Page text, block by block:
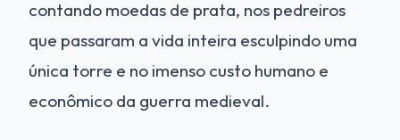
contando moedas de prata, nos pedreiros
que passaram a vida inteira esculpindo uma
única torre e no imenso custo humano e
econômico da guerra medieval.